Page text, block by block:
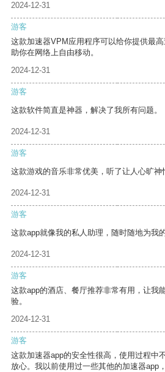
2024-12-31
游客
这款加速器VPM应用程序可以给你提供最
助你在网络上自由移动。
2024-12-31
游客
这款软件简直是神器，解决了我所有问题。
2024-12-31
游客
这款游戏的音乐非常优美，听了让人心旷神
2024-12-31
游客
这款app就像我的私人助理，随时随地为我
2024-12-31
游客
这款app的酒店、餐厅推荐非常有用，让我
验。
2024-12-31
游客
这款加速器app的安全性很高，使用过程中
放心。我以前使用过一些其他的加速器app